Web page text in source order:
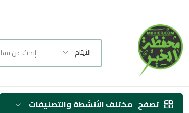
الأيتام
تصفح مختلف الأنشطة والتصنيفات